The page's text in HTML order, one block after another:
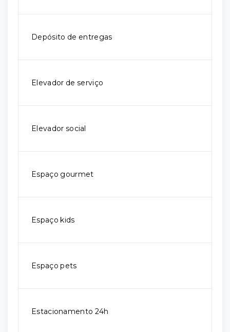
Depósito de entregas
Elevador de serviço
Elevador social
Espaço gourmet
Espaço kids
Espaço pets
Estacionamento 24h